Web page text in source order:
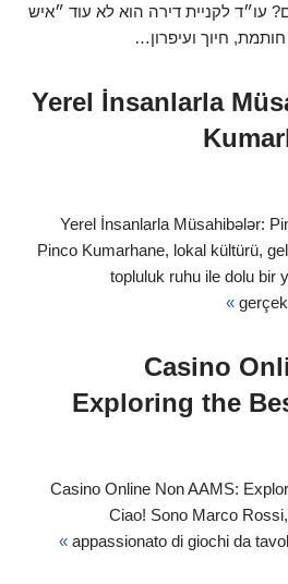
עו״ד לקניית דירה הוא לא עוד ״איש
חיוך ועיפרון…
Yerel İnsanlarla
Yerel İnsanlarla Müsahibələr:
Pinco Kumarhane, lokal kültürü,
topluluk ruhu ile dolu bir
Casino
Exploring the
Casino Online Non AAMS:
Ciao! Sono Marco
appassionato di giochi da